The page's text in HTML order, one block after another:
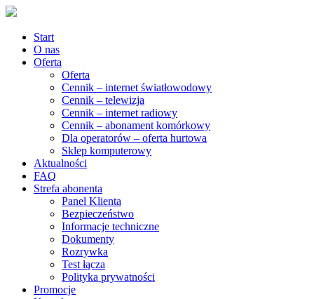
Start
O nas
Oferta
Oferta
Cennik – internet światłowodowy
Cennik – telewizja
Cennik – internet radiowy
Cennik – abonament komórkowy
Dla operatorów – oferta hurtowa
Sklep komputerowy
Aktualności
FAQ
Strefa abonenta
Panel Klienta
Bezpieczeństwo
Informacje techniczne
Dokumenty
Rozrywka
Test łącza
Polityka prywatności
Promocje